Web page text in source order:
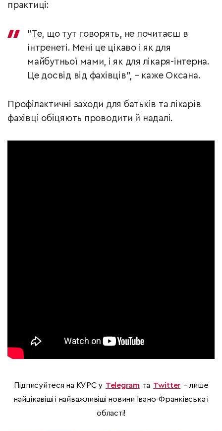
практиці:
"Те, що тут говорять, не почитаєш в
інтренеті. Мені це цікаво і як для
майбутньої мами, і як для лікаря-інтерна.
Це досвід від фахівців", – каже Оксана.
Профілактичні заходи для батьків та лікарів
фахівці обіцяють проводити й надалі.
Підписуйтеся на КУРС у Telegram та Twitter – лише
найцікавіші і найважливіші новини Івано-Франківська і
області!